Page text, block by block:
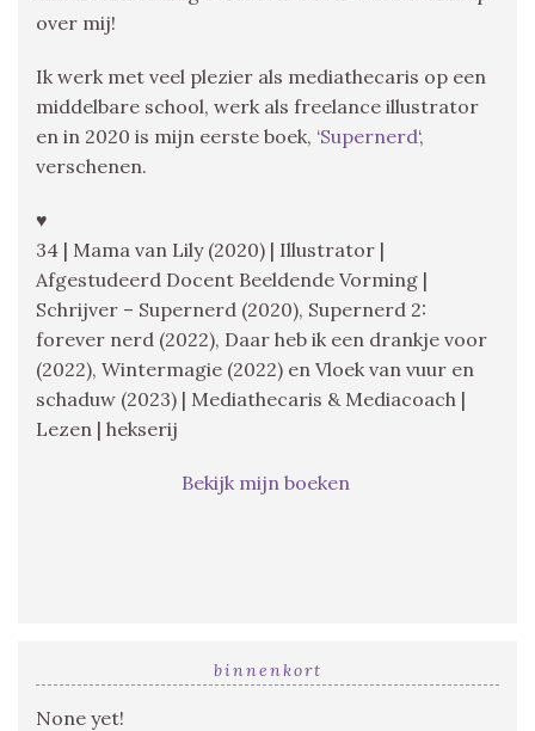
over mij!
Ik werk met veel plezier als mediathecaris op een
middelbare school, werk als freelance illustrator
en in 2020 is mijn eerste boek, ‘Supernerd‘,
verschenen.
♥
34 | Mama van Lily (2020) | Illustrator |
Afgestudeerd Docent Beeldende Vorming |
Schrijver – Supernerd (2020), Supernerd 2:
forever nerd (2022), Daar heb ik een drankje voor
(2022), Wintermagie (2022) en Vloek van vuur en
schaduw (2023) | Mediathecaris & Mediacoach |
Lezen | hekserij
Bekijk mijn boeken
binnenkort
None yet!